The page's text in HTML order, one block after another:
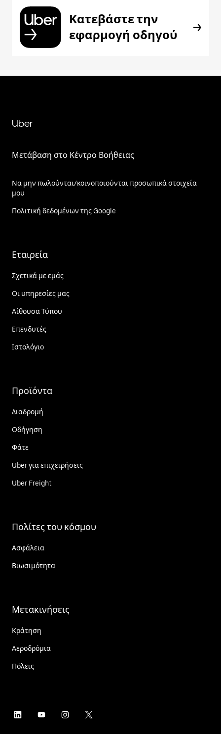
Κατεβάστε την
εφαρμογή οδηγού
Uber
Μετάβαση στο Κέντρο Βοήθειας
Να μην πωλούνται/κοινοποιούνται προσωπικά στοιχεία
μου
Πολιτική δεδομένων της Google
Εταιρεία
Σχετικά με εμάς
Οι υπηρεσίες μας
Αίθουσα Τύπου
Επενδυτές
Ιστολόγιο
Προϊόντα
Διαδρομή
Οδήγηση
Φάτε
Uber για επιχειρήσεις
Uber Freight
Πολίτες του κόσμου
Ασφάλεια
Βιωσιμότητα
Μετακινήσεις
Κράτηση
Αεροδρόμια
Πόλεις